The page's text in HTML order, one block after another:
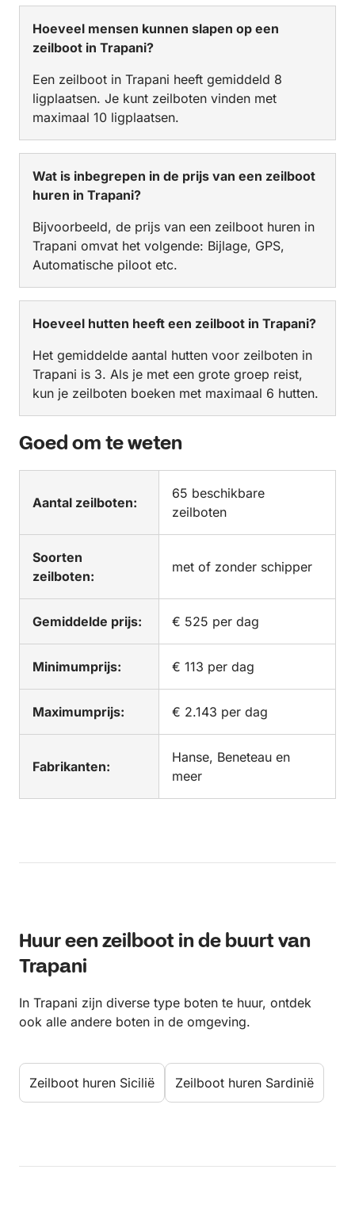
Hoeveel mensen kunnen slapen op een
zeilboot in Trapani?
Een zeilboot in Trapani heeft gemiddeld 8
ligplaatsen. Je kunt zeilboten vinden met
maximaal 10 ligplaatsen.
Wat is inbegrepen in de prijs van een zeilboot
huren in Trapani?
Bijvoorbeeld, de prijs van een zeilboot huren in
Trapani omvat het volgende: Bijlage, GPS,
Automatische piloot etc.
Hoeveel hutten heeft een zeilboot in Trapani?
Het gemiddelde aantal hutten voor zeilboten in
Trapani is 3. Als je met een grote groep reist,
kun je zeilboten boeken met maximaal 6 hutten.
Goed om te weten
Aantal zeilboten:
65 beschikbare
zeilboten
Soorten
zeilboten:
met of zonder schipper
Gemiddelde prijs: € 525 per dag
Minimumprijs: € 113 per dag
Maximumprijs: € 2.143 per dag
Fabrikanten:
Hanse, Beneteau en
meer
Huur een zeilboot in de buurt van
Trapani
In Trapani zijn diverse type boten te huur, ontdek
ook alle andere boten in de omgeving.
Zeilboot huren Sicilië Zeilboot huren Sardinië